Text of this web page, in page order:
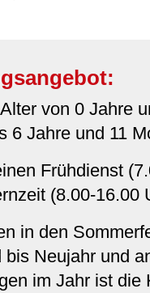
von 0 Jahre
6 Jahre und 11
Frühdienst
(8.00-16.00
in den
bis Neujahr und
im Jahr ist die